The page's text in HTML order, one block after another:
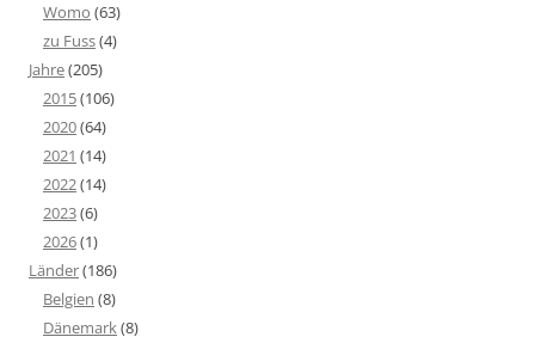
Womo (63)
zu Fuss(4)
Jahre(205)
2015(106)
2020(64)
2021 (14)
2022(14)
2023(6)
2026(1)
Länder(186)
Belgien (8)
Dänemark(8)